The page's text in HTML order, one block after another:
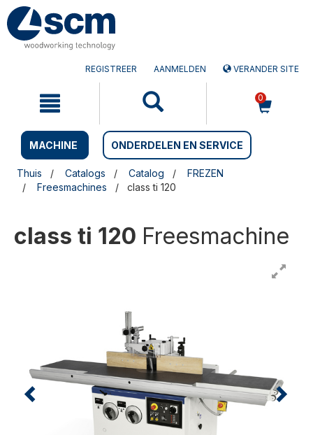
Doorgaan
naar
artikel
naar
het
navigatiemenu
REGISTREER AANMELDEN VERANDER SITE
0
MACHINE ONDERDELEN EN SERVICE
Thuis Catalogs Catalog
FREZEN
Freesmachines
class ti 120
class ti 120 Freesmachine